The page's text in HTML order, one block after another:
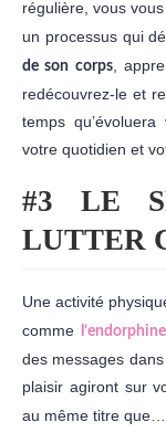
régulière, vous
un processus qui
de son corps,
redécouvrez-le et
temps
votre quotidien et
#3 LE
LUTTER
Une activité
comme l’endorphine
des messages
plaisir agiront sur
au même titre